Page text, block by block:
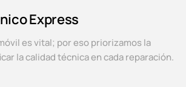
Express
es vital; por eso priorizamos la
la calidad técnica en cada reparación.